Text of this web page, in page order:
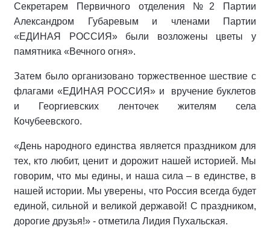
Секретарем Первичного отделения №2 Партии
Александром Губаревым и членами Партии
«ЕДИНАЯ РОССИЯ» были возложены цветы у
памятника «Вечного огня».
Затем было организовано торжественное шествие с
флагами «ЕДИНАЯ РОССИЯ» и вручение буклетов
и Георгиевских ленточек жителям села
Кочубеевского.
«День народного единства является праздником для
тех, кто любит, ценит и дорожит нашей историей. Мы
говорим, что мы едины, и наша сила – в единстве, в
нашей истории. Мы уверены, что Россия всегда будет
единой, сильной и великой державой! С праздником,
дорогие друзья!» - отметила Лидия Пухальская.